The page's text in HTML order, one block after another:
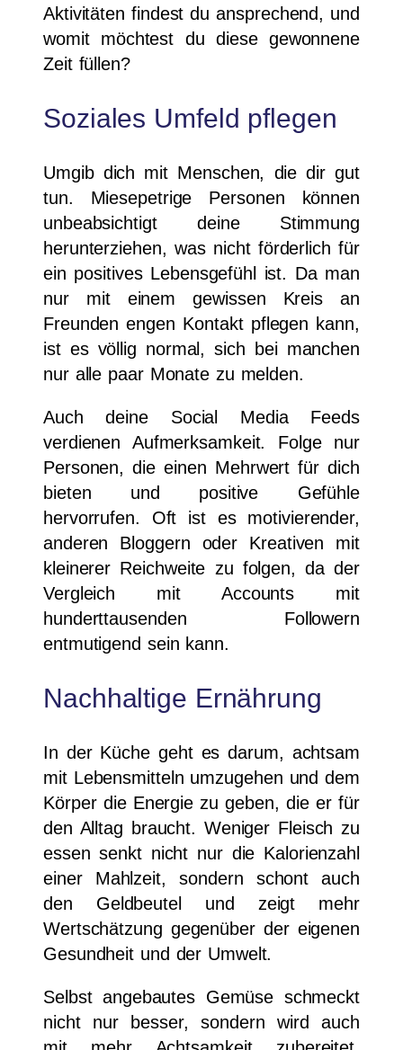
Aktivitäten findest du ansprechend, und
womit möchtest du diese gewonnene
Zeit füllen?
Soziales Umfeld pflegen
Umgib dich mit Menschen, die dir gut
tun. Miesepetrige Personen können
unbeabsichtigt deine Stimmung
herunterziehen, was nicht förderlich für
ein positives Lebensgefühl ist. Da man
nur mit einem gewissen Kreis an
Freunden engen Kontakt pflegen kann,
ist es völlig normal, sich bei manchen
nur alle paar Monate zu melden.
Auch deine Social Media Feeds
verdienen Aufmerksamkeit. Folge nur
Personen, die einen Mehrwert für dich
bieten und positive Gefühle
hervorrufen. Oft ist es motivierender,
anderen Bloggern oder Kreativen mit
kleinerer Reichweite zu folgen, da der
Vergleich mit Accounts mit
hunderttausenden Followern
entmutigend sein kann.
Nachhaltige Ernährung
In der Küche geht es darum, achtsam
mit Lebensmitteln umzugehen und dem
Körper die Energie zu geben, die er für
den Alltag braucht. Weniger Fleisch zu
essen senkt nicht nur die Kalorienzahl
einer Mahlzeit, sondern schont auch
den Geldbeutel und zeigt mehr
Wertschätzung gegenüber der eigenen
Gesundheit und der Umwelt.
Selbst angebautes Gemüse schmeckt
nicht nur besser, sondern wird auch